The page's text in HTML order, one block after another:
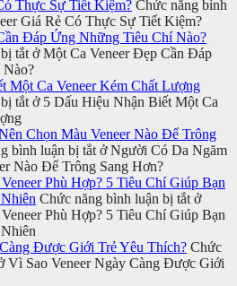
Thực Sự Tiết Kiệm? Chức năng bình
Giá Rẻ Có Thực Sự Tiết Kiệm?
Đáp Ứng Những Tiêu Chí Nào?
tắtở Một Ca Veneer Đẹp Cần Đáp
Một Ca Veneer Kém Chất Lượng
tắtở 5 Dấu Hiệu Nhận Biết Một Ca
Chọn Màu Veneer Nào Để Trông
bình luận bị tắtở Người Có Da Ngăm
Nào Để Trông Sang Hơn?
Phù Hợp? 5 Tiêu Chí Giúp Bạn
Chức năng bình luận bị tắtở
Phù Hợp? 5 Tiêu Chí Giúp Bạn
Được Giới Trẻ Yêu Thích? Chức
Vì Sao Veneer Ngày Càng Được Giới